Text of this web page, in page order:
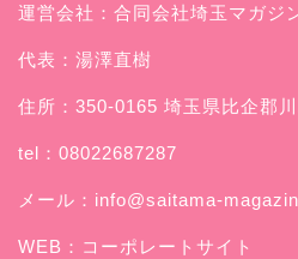
運営会社：合同会社埼玉マガジ
代表：湯澤直樹
住所：350-0165 埼玉県比企郡
tel：08022687287
メール： info@saitama-
WEB： コーポレートサイト